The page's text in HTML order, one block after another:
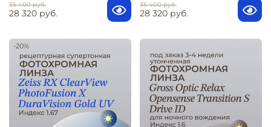
35 400 руб.
28 320 руб.
35 400 руб.
28 320 руб.
-20%